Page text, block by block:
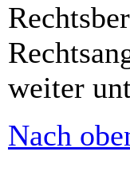
weiter
Nach